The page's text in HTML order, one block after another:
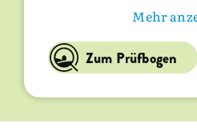
Eine
Woche angeboten
Erzeugung werden
Es werden mind. 4
Mehr
Zum Prüfbogen